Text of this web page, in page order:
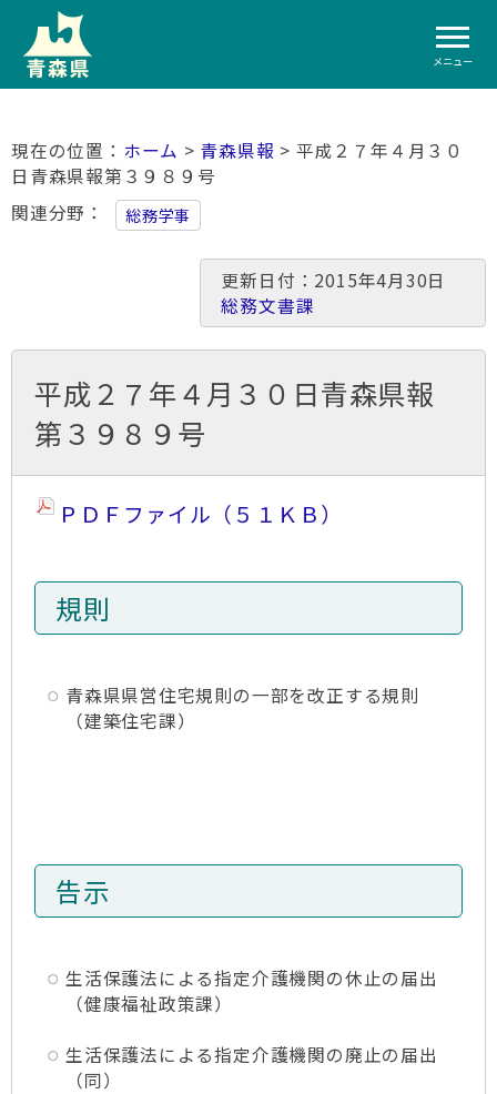
メニュー
ホーム > 青森県報 > 平成２７年４月３０
日青森県報第３９８９号
関連分野
総務学事
更新日付：2015年4月30日
総務文書課
平成２７年４月３０日青森県報
第３９８９号
ＰＤＦファイル（５１ＫＢ）
規則
青森県県営住宅規則の一部を改正する規則
（建築住宅課）
告示
生活保護法による指定介護機関の休止の届出
（健康福祉政策課）
生活保護法による指定介護機関の廃止の届出
（同）